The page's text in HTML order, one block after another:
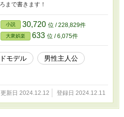
まで書きます！
小説 30,720 位 / 228,829件
大衆娯楽 633 位 / 6,075件
モデル
男性主人公
新日 2024.12.12 登録日 2024.12.11